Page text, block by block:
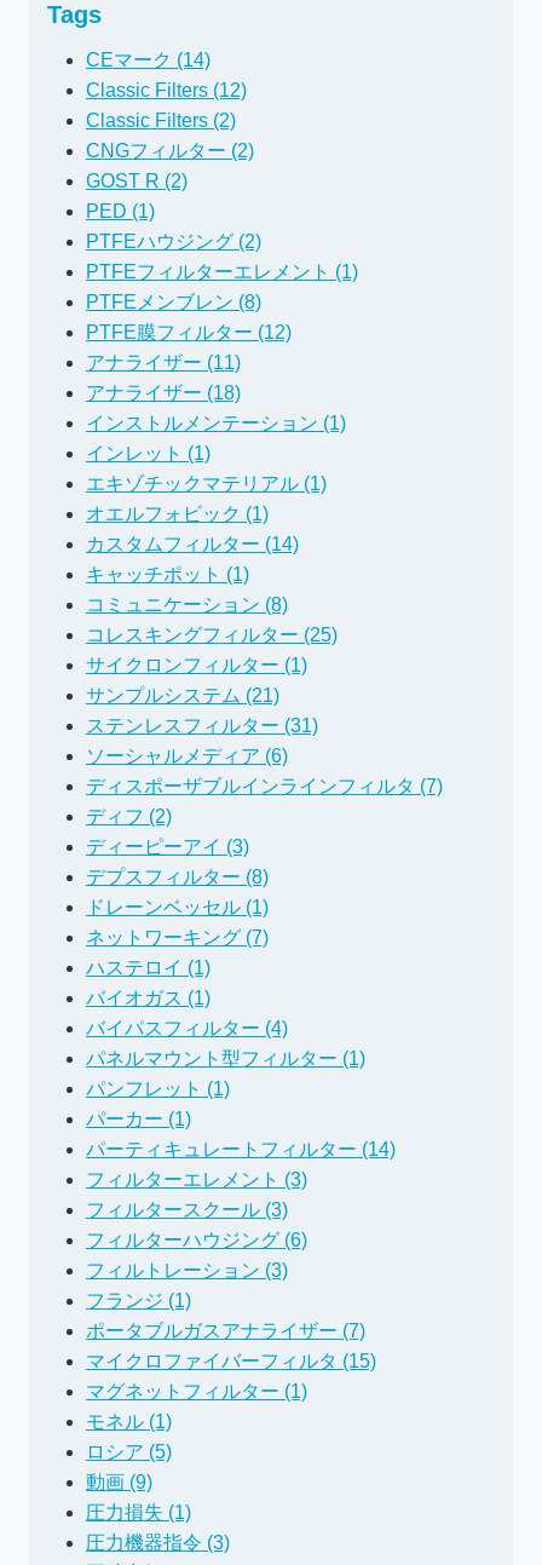
Tags
CEマーク (14)
Classic Filters (12)
Classic Filters (2)
CNGフィルター (2)
GOST R (2)
PED (1)
PTFEハウジング (2)
PTFEフィルターエレメント (1)
PTFEメンブレン (8)
PTFE膜フィルター (12)
アナライザー (11)
アナライザー (18)
インストルメンテーション (1)
インレット (1)
エキゾチックマテリアル (1)
オエルフォビック (1)
カスタムフィルター (14)
キャッチポット (1)
コミュニケーション (8)
コレスキングフィルター (25)
サイクロンフィルター (1)
サンプルシステム (21)
ステンレスフィルター (31)
ソーシャルメディア (6)
ディスポーザブルインラインフィルタ (7)
ディフ (2)
ディーピーアイ (3)
デプスフィルター (8)
ドレーンベッセル (1)
ネットワーキング (7)
ハステロイ (1)
バイオガス (1)
バイパスフィルター (4)
パネルマウント型フィルター (1)
パンフレット (1)
パーカー (1)
パーティキュレートフィルター (14)
フィルターエレメント (3)
フィルタースクール (3)
フィルターハウジング (6)
フィルトレーション (3)
フランジ (1)
ポータブルガスアナライザー (7)
マイクロファイバーフィルタ (15)
マグネットフィルター (1)
モネル (1)
ロシア (5)
動画 (9)
圧力損失 (1)
圧力機器指令 (3)